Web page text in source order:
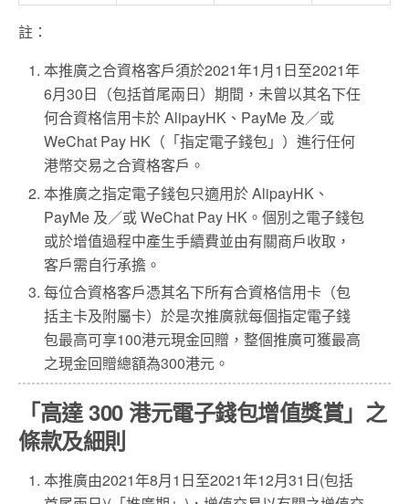
註：
本推廣之合資格客戶須於2021年1月1日至2021年
6月30日（包括首尾兩日）期間，未曾以其名下任
何合資格信用卡於 AlipayHK、PayMe 及／或
WeChat Pay HK（「指定電子錢包」）進行任何
港幣交易之合資格客戶。
本推廣之指定電子錢包只適用於 AlipayHK、
PayMe 及／或 WeChat Pay HK。個別之電子錢包
或於增值過程中產生手續費並由有關商戶收取，
客戶需自行承擔。
每位合資格客戶憑其名下所有合資格信用卡（包
括主卡及附屬卡）於是次推廣就每個指定電子錢
包最高可享100港元現金回贈，整個推廣可獲最高
之現金回贈總額為300港元。
「高達 300 港元電子錢包增值獎賞」之
條款及細則
本推廣由2021年8月1日至2021年12月31日(包括